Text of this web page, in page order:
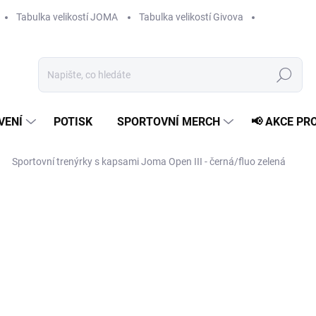
Tabulka velikostí JOMA Tabulka velikostí Givova
Hledat
POTISK SPORTOVNÍ MERCH 📢 AKCE
Sportovní trenýrky s kapsami Joma Open III - černá/fluo zelená